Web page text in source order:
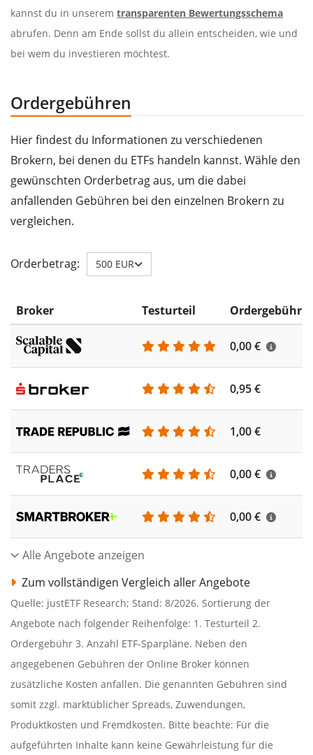
kannst du in unserem transparenten Bewertungsschema
abrufen. Denn am Ende sollst du allein entscheiden, wie und
bei wem du investieren möchtest.
Ordergebühren
Hier findest du Informationen zu verschiedenen
Brokern, bei denen du ETFs handeln kannst. Wähle den
gewünschten Orderbetrag aus, um die dabei
anfallenden Gebühren bei den einzelnen Brokern zu
vergleichen.
Orderbetrag: 500 EUR
Broker Testurteil Ordergebühr
0,00 €
0,95 €
1,00 €
0,00 €
0,00 €
Alle Angebote anzeigen
Zum vollständigen Vergleich aller Angebote
Quelle: justETF Research; Stand: 8/2026. Sortierung der
Angebote nach folgender Reihenfolge: 1. Testurteil 2.
Ordergebühr 3. Anzahl ETF-Sparpläne. Neben den
angegebenen Gebühren der Online Broker können
zusätzliche Kosten anfallen. Die genannten Gebühren sind
somit zzgl. marktüblicher Spreads, Zuwendungen,
Produktkosten und Fremdkosten. Bitte beachte: Für die
aufgeführten Inhalte kann keine Gewährleistung für die